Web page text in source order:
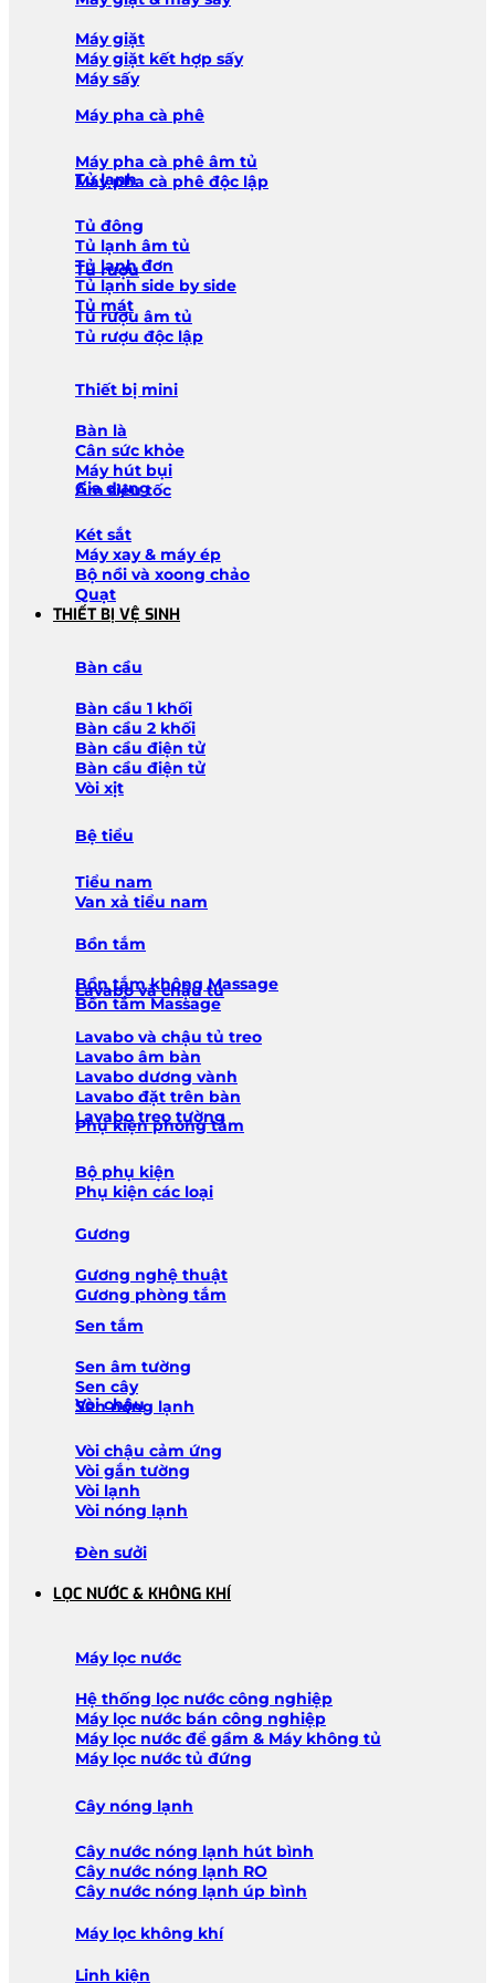
Máy giặt
Máy giặt kết hợp sấy
Máy sấy
Máy pha cà phê
Máy pha cà phê âm tủ
Máy pha cà phê độc lập
Tủ lạnh
Tủ đông
Tủ lạnh âm tủ
Tủ lạnh đơn
Tủ lạnh side by side
Tủ mát
Tủ rượu
Tủ rượu âm tủ
Tủ rượu độc lập
Thiết bị mini
Bàn là
Cân sức khỏe
Máy hút bụi
Ấm siêu tốc
Gia dụng
Két sắt
Máy xay & máy ép
Bộ nồi và xoong chảo
Quạt
THIẾT BỊ VỆ SINH
Bàn cầu
Bàn cầu 1 khối
Bàn cầu 2 khối
Bàn cầu điện tử
Bàn cầu điện tử
Vòi xịt
Bệ tiểu
Tiểu nam
Van xả tiểu nam
Bồn tắm
Bồn tắm không Massage
Bồn tắm Massage
Lavabo và chậu tủ
Lavabo và chậu tủ treo
Lavabo âm bàn
Lavabo dương vành
Lavabo đặt trên bàn
Lavabo treo tường
Phụ kiện phòng tắm
Bộ phụ kiện
Phụ kiện các loại
Gương
Gương nghệ thuật
Gương phòng tắm
Sen tắm
Sen âm tường
Sen cây
Sen nóng lạnh
Vòi chậu
Vòi chậu cảm ứng
Vòi gắn tường
Vòi lạnh
Vòi nóng lạnh
Đèn sưởi
LỌC NƯỚC & KHÔNG KHÍ
Máy lọc nước
Hệ thống lọc nước công nghiệp
Máy lọc nước bán công nghiệp
Máy lọc nước để gầm & Máy không tủ
Máy lọc nước tủ đứng
Cây nóng lạnh
Cây nước nóng lạnh hút bình
Cây nước nóng lạnh RO
Cây nước nóng lạnh úp bình
Máy lọc không khí
Linh kiện